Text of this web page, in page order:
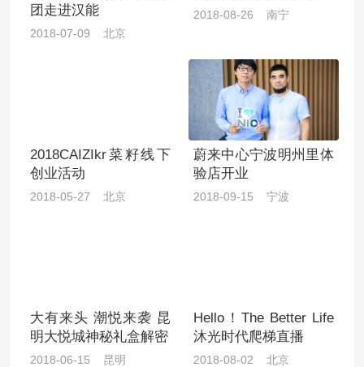
团走进汉能
2018-07-09 北京
2018-08-26 南宁
2018CAIZIkr菜籽线下
创业活动
2018-05-27 北京
蔚来中心宁波明州里体
验店开业
2018-09-15 宁波
大有来头 潮悦来袭 昆
明大悦城神秘礼盒解密
2018-06-15 昆明
Hello！The Better Life
沐光时代爬梯直播
2018-08-02 北京